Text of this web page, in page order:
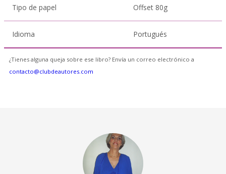
Tipo de papel Offset 80g
Idioma Portugués
¿Tienes alguna queja sobre ese libro? Envía un correo electrónico a
contacto@clubdeautores.com